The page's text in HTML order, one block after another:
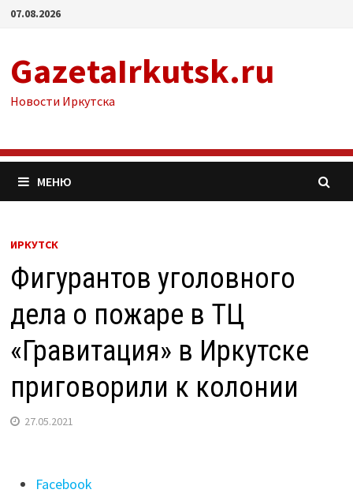
Перейти
07.08.2026
GazetaIrkutsk.ru
Новости Иркутска
МЕНЮ
ИРКУТСК
Фигурантов уголовного
дела о пожаре в ТЦ
«Гравитация» в Иркутске
приговорили к колонии
27.05.2021
Поделиться
Facebook